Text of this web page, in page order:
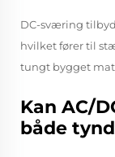
DC-sværing
hvilket fører til
tungt bygget
Kan AC/
både